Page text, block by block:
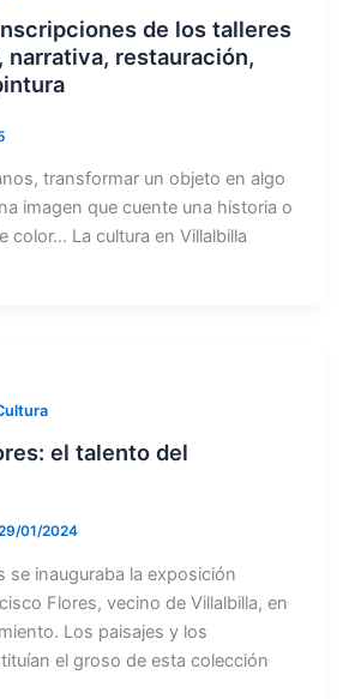
de los talleres
narrativa, restauración,
transformar un objeto en algo
imagen que cuente una historia o
color… La cultura en Villalbilla
el talento del
01/2024
se inauguraba la exposición
Flores, vecino de Villalbilla, en
Los paisajes y los
el groso de esta colección